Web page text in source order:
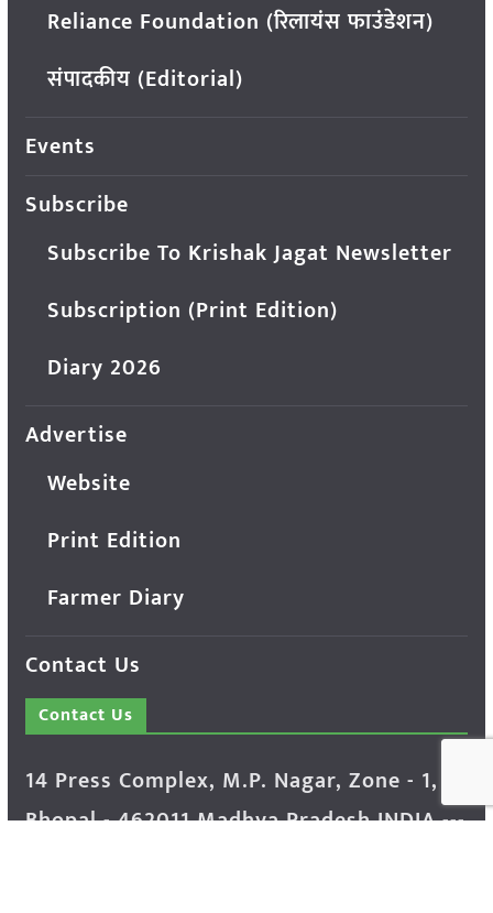
Reliance Foundation (रिलायंस फाउंडेशन)
संपादकीय (Editorial)
Events
Subscribe
Subscribe To Krishak Jagat Newsletter
Subscription (Print Edition)
Diary 2026
Advertise
Website
Print Edition
Farmer Diary
Contact Us
Contact Us
14 Press Complex, M.P. Nagar, Zone - 1,
Bhopal - 462011 Madhya Pradesh INDIA ---